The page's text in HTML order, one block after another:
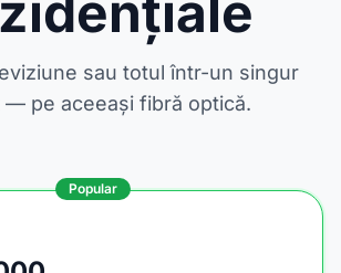
sau totul într-un singur
— pe aceeași fibră optică.
Popular